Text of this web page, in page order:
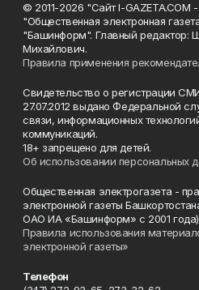
© 2011-2026 "Сайт I-GAZETA.COM
"Общественная электронная
"Башинформ". Главный редактор:
Михайлович.
Правила применения
Свидетельство о регистрации
27.07.2012 выдано Федеральной
связи, информационных
коммуникаций.
18+ запрещено для детей.
Об использовании персональных
Общественная электрогазета -
электронной газеты
ОАО ИА «Башинформ» с 2001
Правила использования
электронной газеты»
Телефон